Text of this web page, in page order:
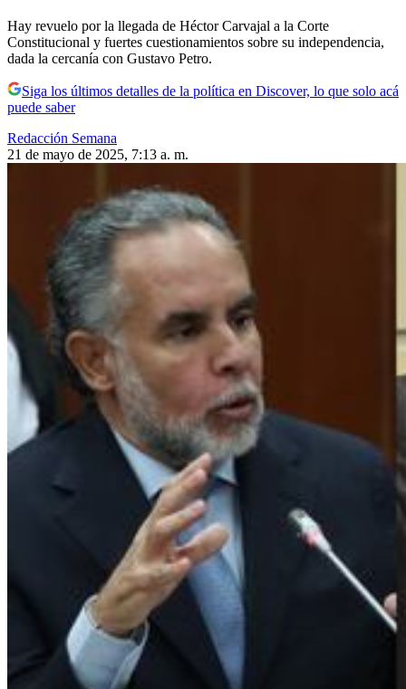
Hay revuelo por la llegada de Héctor Carvajal a la Corte
Constitucional y fuertes cuestionamientos sobre su independencia,
dada la cercanía con Gustavo Petro.
Siga los últimos detalles de la política en Discover, lo que solo acá
puede saber
Redacción Semana
21 de mayo de 2025, 7:13 a. m.